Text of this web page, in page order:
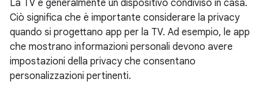
La TV è generalmente un dispositivo condiviso in casa.
Ciò significa che è importante considerare la privacy
quando si progettano app per la TV. Ad esempio, le app
che mostrano informazioni personali devono avere
impostazioni della privacy che consentano
personalizzazioni pertinenti.